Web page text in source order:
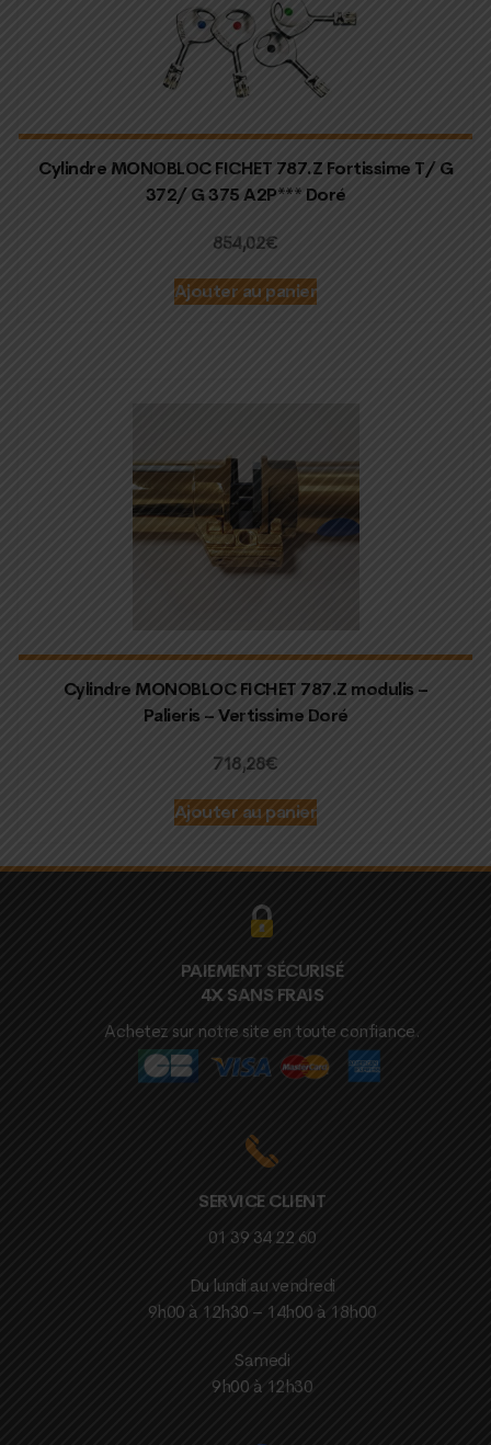
Cylindre MONOBLOC FICHET 787.Z Fortissime T/ G
372/ G 375 A2P*** Doré
854,02€
Ajouter au panier
Cylindre MONOBLOC FICHET 787.Z modulis –
Palieris – Vertissime Doré
718,28€
Ajouter au panier
PAIEMENT SÉCURISÉ
4X SANS FRAIS
Achetez sur notre site en toute confiance.
SERVICE CLIENT
01 39 34 22 60
Du lundi au vendredi
9h00 à 12h30 – 14h00 à 18h00
Samedi
9h00 à 12h30